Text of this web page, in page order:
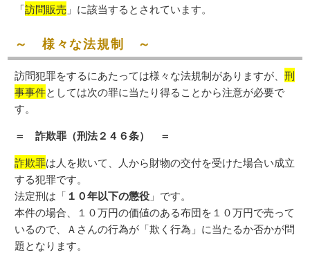
「訪問販売 」に該当するとされています。
～ 様々な法規制 ～
訪問犯罪をするにあたっては様々な法規制がありますが、刑
事事件としては次の罪に当たり得ることから注意が必要で
す。
＝ 詐欺罪（刑法２４６条） ＝
詐欺罪は人を欺いて、人から財物の交付を受けた場合い成立
する犯罪です。
法定刑は「 １０年以下の懲役 」です。
本件の場合、１０万円の価値のある布団を１０万円で売って
いるので、Ａさんの行為が「欺く行為」に当たるか否かが問
題となります。